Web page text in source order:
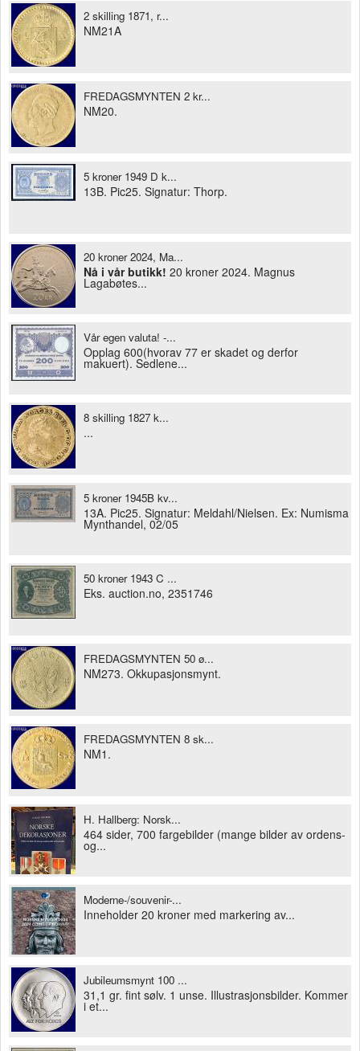
2 skilling 1871, r...
NM21A
FREDAGSMYNTEN 2 kr...
NM20.
5 kroner 1949 D k...
13B. Pic25. Signatur: Thorp.
20 kroner 2024, Ma...
Nå i vår butikk! 20 kroner 2024. Magnus
Lagabøtes...
Vår egen valuta! -...
Opplag 600(hvorav 77 er skadet og derfor
makuert). Sedlene...
8 skilling 1827 k...
...
5 kroner 1945B kv...
13A. Pic25. Signatur: Meldahl/Nielsen. Ex: Numisma
Mynthandel, 02/05
50 kroner 1943 C ...
Eks. auction.no, 2351746
FREDAGSMYNTEN 50 ø...
NM273. Okkupasjonsmynt.
FREDAGSMYNTEN 8 sk...
NM1.
H. Hallberg: Norsk...
464 sider, 700 fargebilder (mange bilder av ordens-
og...
Moderne-/souvenir-...
Inneholder 20 kroner med markering av...
Jubileumsmynt 100 ...
31,1 gr. fint sølv. 1 unse. Illustrasjonsbilder. Kommer
i et...